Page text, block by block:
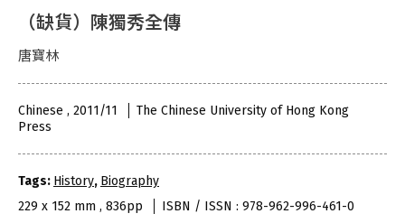
（缺貨）陳獨秀全傳
唐寶林
Chinese , 2011/11
The Chinese University of Hong Kong
Press
Tags: History, Biography
229 x 152 mm , 836pp
ISBN / ISSN : 978-962-996-461-0